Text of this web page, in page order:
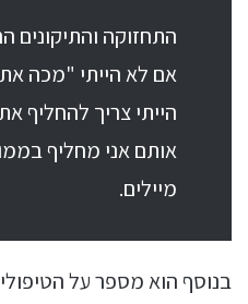
התחזוקה והתיקונים
אם לא הייתי "מכה
הייתי צריך להחליף
מיילים.
בנוסף הוא מספר על